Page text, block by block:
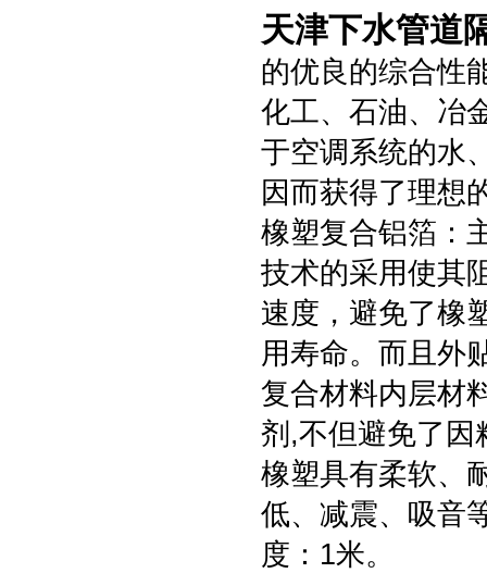
天津下水管道
的优良的综合性
化工、石油、冶
于空调系统的水
因而获得了理想
橡塑复合铝箔：
技术的采用使其
速度，避免了橡
用寿命。而且外
复合材料内层材
剂,不但避免了因
橡塑具有柔软、
低、减震、吸音
度：1米。